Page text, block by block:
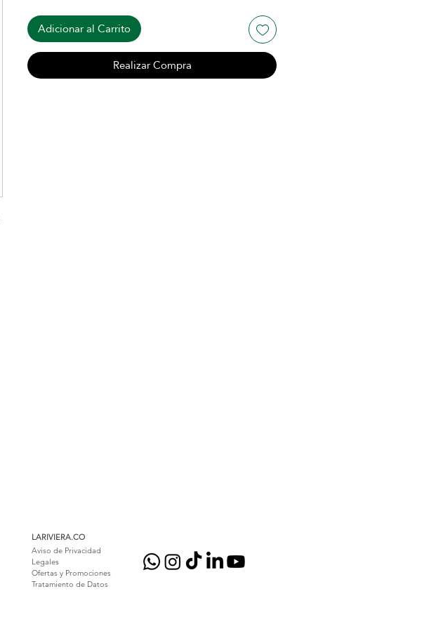
Adicionar al Carrito
Realizar Compra
LARIVIERA.CO
Aviso de Privacidad
Legales
Ofertas y Promociones
Tratamiento de Datos